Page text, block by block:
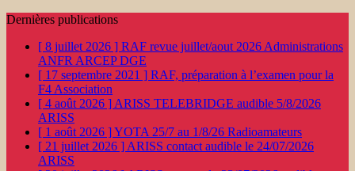
Dernières publications
[ 8 juillet 2026 ] RAF revue juillet/aout 2026 Administrations
ANFR ARCEP DGE
[ 17 septembre 2021 ] RAF, préparation à l’examen pour la
F4 Association
[ 4 août 2026 ] ARISS TELEBRIDGE audible 5/8/2026
ARISS
[ 1 août 2026 ]YOTA 25/7 au 1/8/26 Radioamateurs
[ 21 juillet 2026 ] ARISS contact audible le 24/07/2026
ARISS